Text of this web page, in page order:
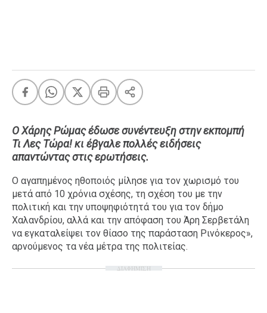
A-List LGBTQI+
LIFE
Food
Body+Mind
Ταξίδια
Style
Σπίτι
Family
Σχέσεις
Ο Χάρης Ρώμας έδωσε συνέντευξη στην εκπομπή
Τι Λες Τώρα! κι έβγαλε πολλές ειδήσεις
απαντώντας στις ερωτήσεις.
Ο αγαπημένος ηθοποιός μίλησε για τον χωρισμό του
μετά από 10 χρόνια σχέσης, τη σχέση του με την
πολιτική και την υποψηφιότητά του για τον δήμο
Χαλανδρίου, αλλά και την απόφαση του Άρη Σερβετάλη
να εγκαταλείψει τον θίασο της παράσταση Ρινόκερος»,
αρνούμενος τα νέα μέτρα της πολιτείας.
ΔΙΑΦΗΜΙΣΗ